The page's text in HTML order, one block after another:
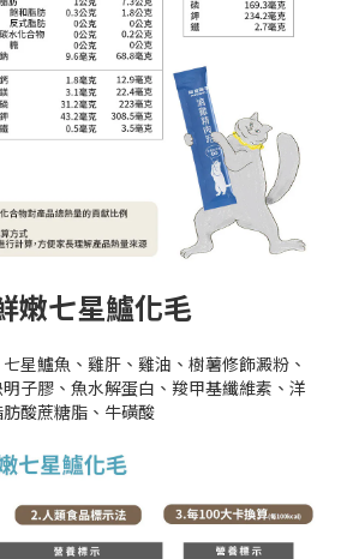
嫩七星鱸化毛
星鱸魚、雞肝、雞油、樹薯修飾澱粉、
子膠、魚水解蛋白、羧甲基纖維素、洋
酸蔗糖脂、牛磺酸